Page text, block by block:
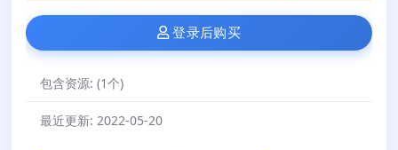
登录后购买
包含资源: (1个)
最近更新: 2022-05-20